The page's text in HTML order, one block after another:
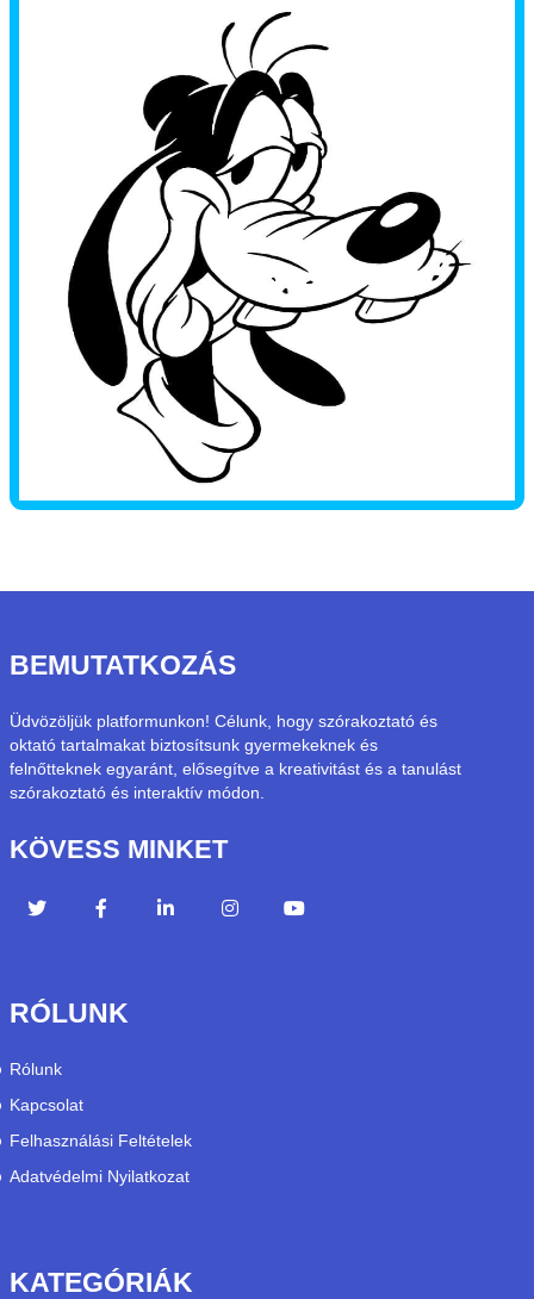
BEMUTATKOZÁS
Üdvözöljük platformunkon! Célunk, hogy szórakoztató és
oktató tartalmakat biztosítsunk gyermekeknek és
felnőtteknek egyaránt, elősegítve a kreativitást és a tanulást
szórakoztató és interaktív módon.
KÖVESS MINKET
RÓLUNK
Rólunk
Kapcsolat
Felhasználási Feltételek
Adatvédelmi Nyilatkozat
KATEGÓRIÁK